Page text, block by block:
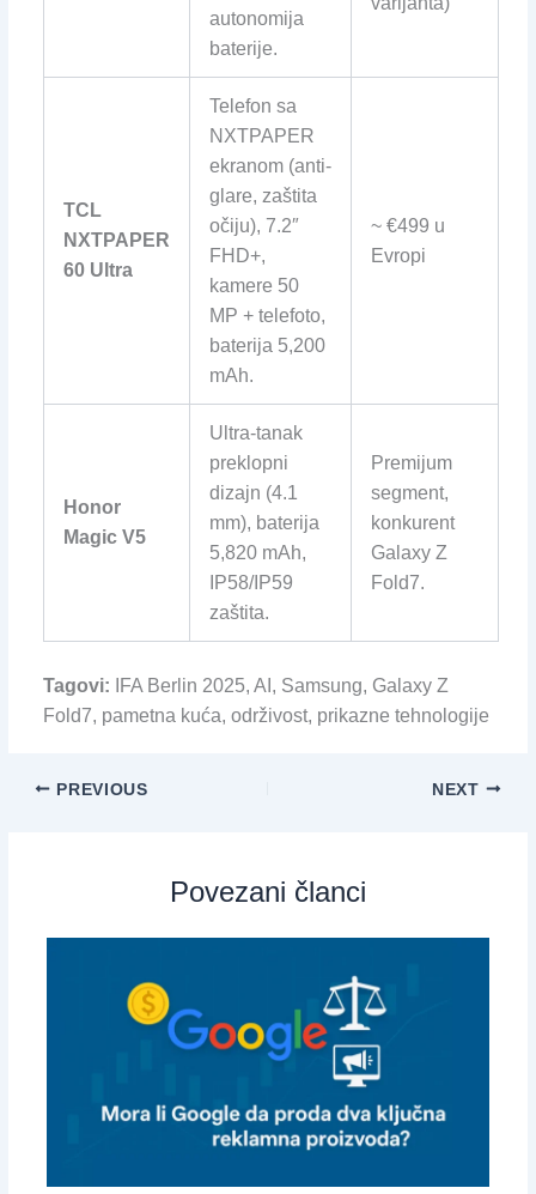
autonomija
baterije.
TCL
NXTPAPER
60 Ultra
Telefon sa
NXTPAPER
ekranom (anti-
glare, zaštita
očiju), 7.2″
FHD+,
kamere 50
MP + telefoto,
baterija 5,200
mAh.
~ €499 u
Evropi
Honor
Magic V5
Ultra-tanak
preklopni
dizajn (4.1
mm), baterija
5,820 mAh,
IP58/IP59
zaštita.
Premijum
segment,
konkurent
Galaxy Z
Fold7.
Tagovi: IFA Berlin 2025, AI, Samsung, Galaxy Z
Fold7, pametna kuća, održivost, prikazne tehnologije
PREVIOUS NEXT
Povezani članci